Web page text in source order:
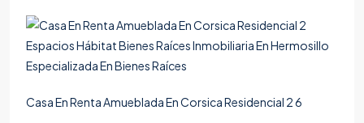
Casa En Renta Amueblada En Corsica Residencial 2 6